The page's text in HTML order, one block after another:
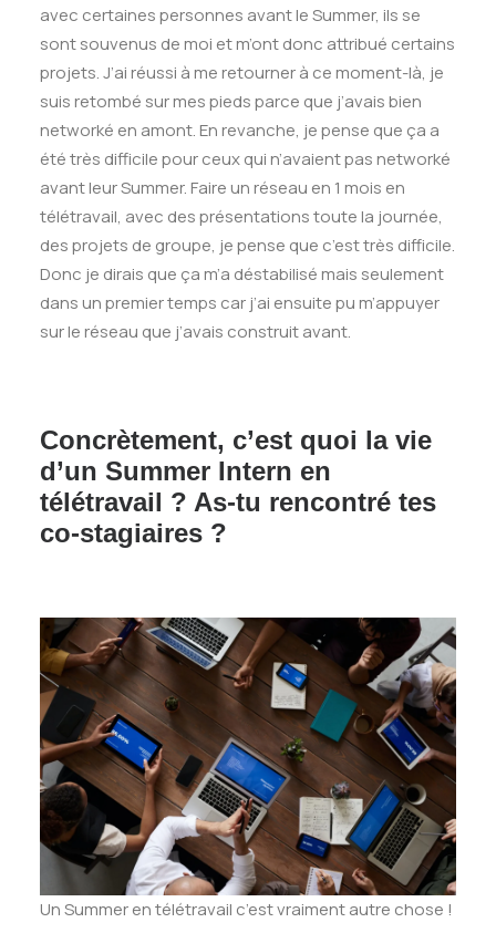
avec certaines personnes avant le Summer, ils se
sont souvenus de moi et m’ont donc attribué certains
projets. J’ai réussi à me retourner à ce moment-là, je
suis retombé sur mes pieds parce que j’avais bien
networké en amont. En revanche, je pense que ça a
été très difficile pour ceux qui n’avaient pas networké
avant leur Summer. Faire un réseau en 1 mois en
télétravail, avec des présentations toute la journée,
des projets de groupe, je pense que c’est très difficile.
Donc je dirais que ça m’a déstabilisé mais seulement
dans un premier temps car j’ai ensuite pu m’appuyer
sur le réseau que j’avais construit avant.
Concrètement, c’est quoi la vie
d’un Summer Intern en
télétravail ? As-tu rencontré tes
co-stagiaires ?
Un Summer en télétravail c’est vraiment autre chose !